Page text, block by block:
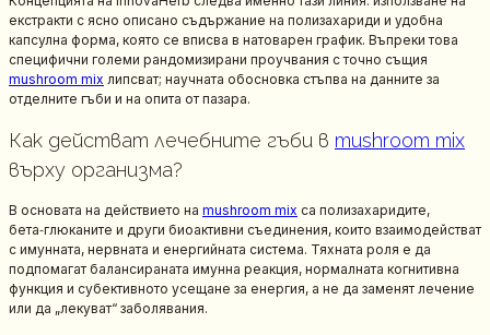
екстракти с ясно описано съдържание на полизахариди и удобна
капсулна форма, която се вписва в натоварен график. Въпреки това
специфични големи рандомизирани проучвания с точно същия
mushroom mix липсват; научната обосновка стъпва на данните за
отделните гъби и на опита от пазара.
Как действат лечебните гъби в mushroom mix
върху организма?
В основата на действието на mushroom mix са полизахаридите,
бета‑глюканите и други биоактивни съединения, които взаимодействат
с имунната, нервната и енергийната система. Тяхната роля е да
подпомагат балансираната имунна реакция, нормалната когнитивна
функция и субективното усещане за енергия, а не да заменят лечение
или да „лекуват“ заболявания.